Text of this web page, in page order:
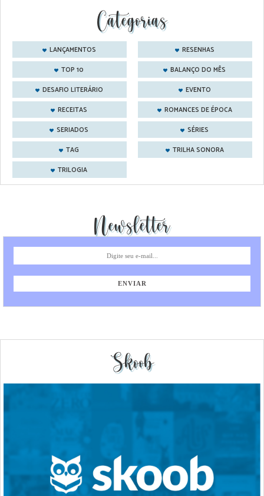
Categorias
LANÇAMENTOS
RESENHAS
TOP 10
BALANÇO DO MÊS
DESAFIO LITERÁRIO
EVENTO
RECEITAS
ROMANCES DE ÉPOCA
SERIADOS
SÉRIES
TAG
TRILHA SONORA
TRILOGIA
Newsletter
Skoob